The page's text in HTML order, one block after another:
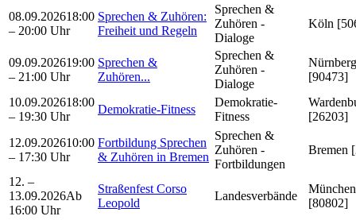
08.09.202618:00
– 20:00 Uhr
Sprechen & Zuhören:
Freiheit und Regeln
Sprechen &
Zuhören -
Dialoge
Köln
09.09.202619:00
– 21:00 Uhr
Sprechen &
Zuhören...
Sprechen &
Zuhören -
Dialoge
Nürnberg
[90473]
10.09.202618:00
– 19:30 Uhr
Demokratie-Fitness
Demokratie-
Fitness
[26203]
12.09.202610:00
– 17:30 Uhr
Fortbildung Sprechen
& Zuhören in Bremen
Sprechen &
Zuhören -
Fortbildungen
Bremen
12. –
13.09.2026Ab
16:00 Uhr
Straßenfest Corso
Leopold
Landesverbände
München
[80802]